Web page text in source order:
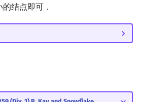
结点即可．